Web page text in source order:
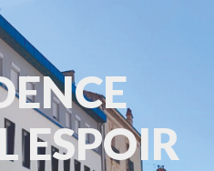
ESPOIR